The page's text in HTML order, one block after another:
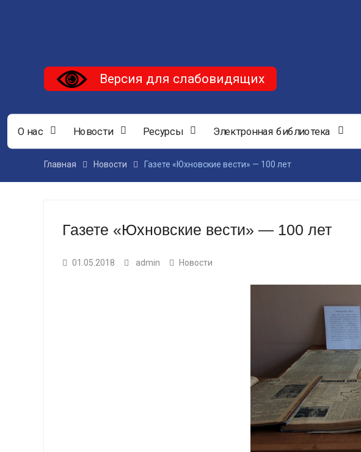
Версия для слабовидящих
О нас Новости Ресурсы Электронная библиотека
Главная Новости Газете «Юхновские вести» — 100 лет
Газете «Юхновские вести» — 100 лет
01.05.2018 admin Новости